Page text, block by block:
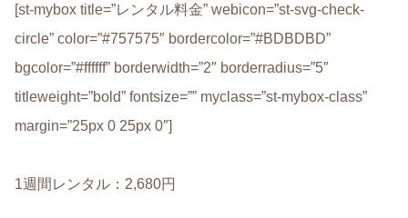
[st-mybox title=”レンタル料金” webicon=”st-svg-check-
circle” color=”#757575″ bordercolor=”#BDBDBD”
bgcolor=”#ffffff” borderwidth=”2″ borderradius=”5″
titleweight=”bold” fontsize=”” myclass=”st-mybox-class”
margin=”25px 0 25px 0″]
1週間レンタル：2,680円